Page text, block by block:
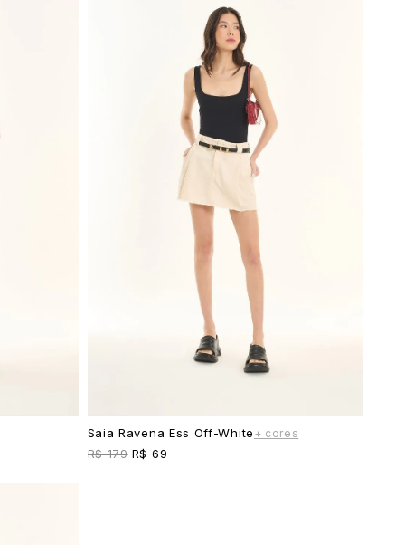
Saia Ravena Ess Off-White + cores
R$ 179 R$ 69